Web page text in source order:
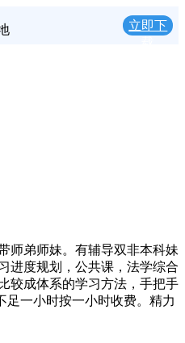
立即下
师弟师妹。有辅导双非本科妹
进度规划，公共课，法学综合
较成体系的学习方法，手把手
足一小时按一小时收费。精力